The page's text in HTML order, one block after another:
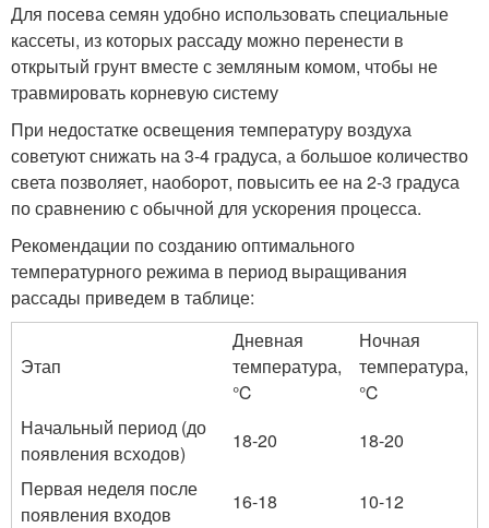
Для посева семян удобно использовать специальные
кассеты, из которых рассаду можно перенести в
открытый грунт вместе с земляным комом, чтобы не
травмировать корневую систему
При недостатке освещения температуру воздуха
советуют снижать на 3-4 градуса, а большое количество
света позволяет, наоборот, повысить ее на 2-3 градуса
по сравнению с обычной для ускорения процесса.
Рекомендации по созданию оптимального
температурного режима в период выращивания
рассады приведем в таблице:
Этап
Дневная
температура,
℃
Ночная
температура,
℃
Начальный период (до
появления всходов)
18-20
18-20
Первая неделя после
появления входов
16-18
10-12